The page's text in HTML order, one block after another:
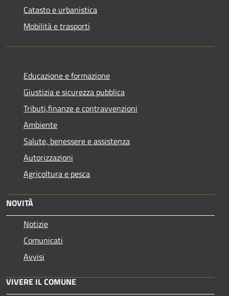
Catasto e urbanistica
Mobilità e trasporti
Educazione e formazione
Giustizia e sicurezza pubblica
Tributi,finanze e contravvenzioni
Ambiente
Salute, benessere e assistenza
Autorizzazioni
Agricoltura e pesca
NOVITÀ
Notizie
Comunicati
Avvisi
VIVERE IL COMUNE